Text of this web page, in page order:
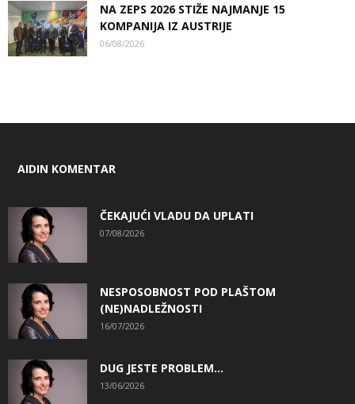
NA ZEPS 2026 STIŽE NAJMANJE 15
KOMPANIJA IZ AUSTRIJE
06/08/2026
AIDIN KOMENTAR
ČEKAJUĆI VLADU DA UPLATI
07/08/2026
NESPOSOBNOST POD PLAŠTOM
(NE)NADLEŽNOSTI
16/07/2026
DUG JESTE PROBLEM…
13/06/2026